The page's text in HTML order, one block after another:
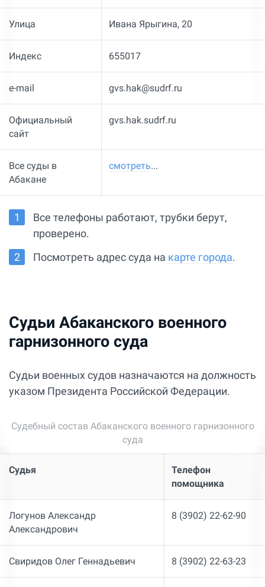
Улица Ивана Ярыгина, 20
Индекс 655017
e-mail gvs.hak@sudrf.ru
Официальный
сайт
gvs.hak.sudrf.ru
Все суды в
Абакане
смотреть...
Все телефоны работают, трубки берут,
проверено.
Посмотреть адрес суда на карте города.
Судьи Абаканского военного
гарнизонного суда
Судьи военных судов назначаются на должность
указом Президента Российской Федерации.
Судебный состав Абаканского военного гарнизонного
суда
Судья
Телефон
помощника
Логунов Александр
Александрович
8 (3902) 22-62-90
Свиридов Олег Геннадьевич 8 (3902) 22-63-23